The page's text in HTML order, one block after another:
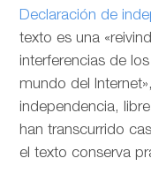
Declaración de
texto es una
interferencias de
mundo del
independencia,
han transcurrido
el texto conserva